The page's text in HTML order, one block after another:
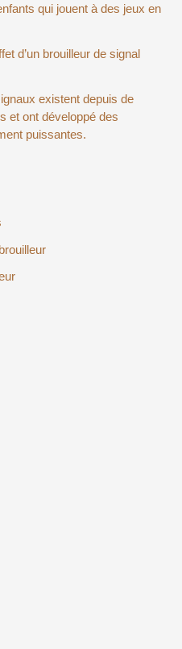
qui jouent à des jeux en
d’un brouilleur de signal
existent depuis de
et ont développé des
puissantes.